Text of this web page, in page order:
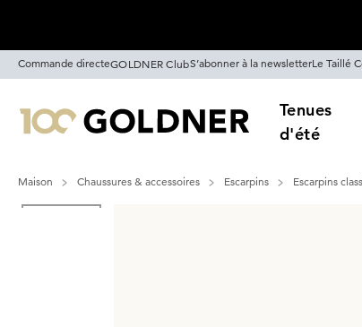
Commande directeGOLDNER ClubS’abonner à la newsletterLe Taillé
Tenues
d'été
Maison Chaussures & accessoires Escarpins
Escarpins